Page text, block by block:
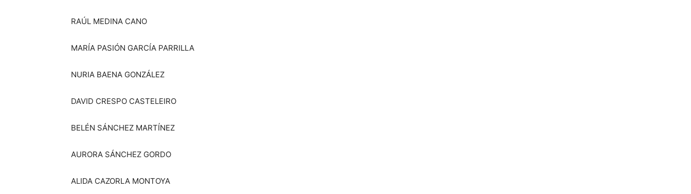
RAÚL MEDINA CANO
MARÍA PASIÓN GARCÍA PARRILLA
NURIA BAENA GONZÁLEZ
DAVID CRESPO CASTELEIRO
BELÉN SÁNCHEZ MARTÍNEZ
AURORA SÁNCHEZ GORDO
ALIDA CAZORLA MONTOYA